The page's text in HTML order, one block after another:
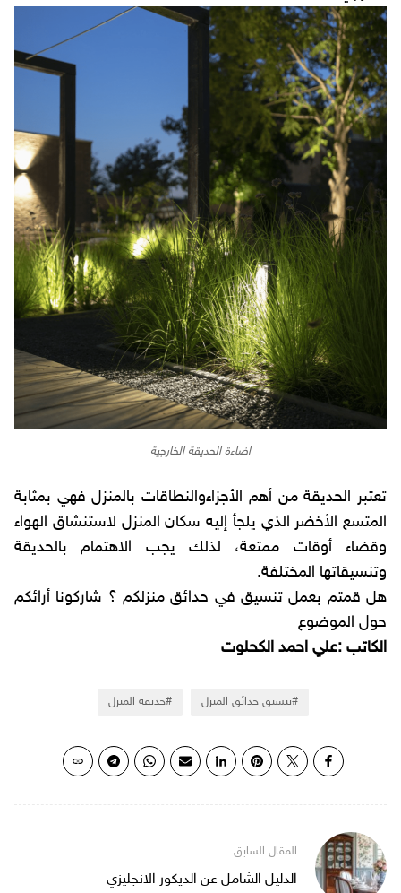
اضاءة الحديقة الخارجية
تعتبر الحديقة من أهم الأجزاءوالنطاقات بالمنزل فهي بمثابة
المتسع الأخضر الذي يلجأ إليه سكان المنزل لاستنشاق الهواء
وقضاء أوقات ممتعة، لذلك يجب الاهتمام بالحديقة
وتنسيقاتها المختلفة.
هل قمتم بعمل تنسيق في حدائق منزلكم ؟ شاركونا أرائكم
حول الموضوع
الكاتب :علي احمد الكحلوت
تنسيق حدائق المنزل حديقة المنزل
الدليل الشامل عن الديكور الانجليزي